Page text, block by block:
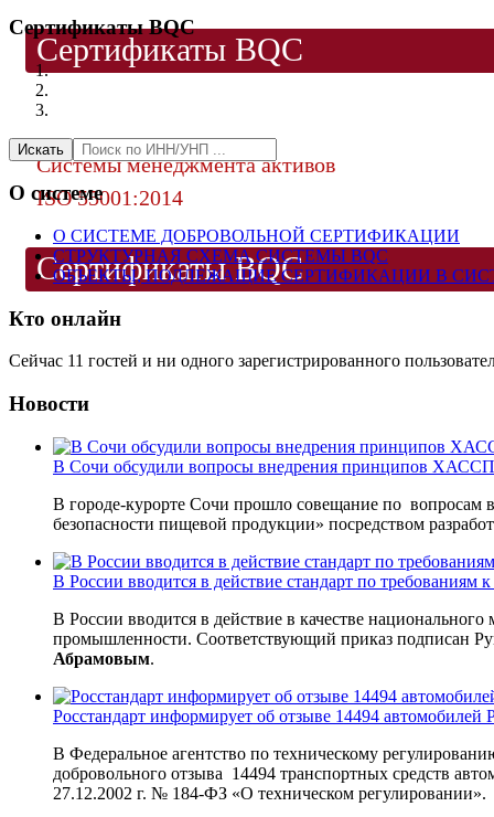
Сертификаты BQC
Системы менеджмента активов
ISO 55001:2014
Сертификаты BQC
Сертификаты BQC
Искать
О системе
О СИСТЕМЕ ДОБРОВОЛЬНОЙ СЕРТИФИКАЦИИ
СТРУКТУРНАЯ СХЕМА СИСТЕМЫ BQC
ОБЪЕКТЫ, ПОДЛЕЖАЩИЕ СЕРТИФИКАЦИИ В
Кто онлайн
Сейчас 11 гостей и ни одного зарегистрированного
Новости
В Сочи обсудили вопросы внедрения принципов
В городе-курорте Сочи прошло совещание по вопросам
безопасности пищевой продукции» посредством
В России вводится в действие стандарт по
В России вводится в действие в качестве
промышленности. Соответствующий приказ подписан
Абрамовым.
Росстандарт информирует об отзыве 14494 автомобилей
В Федеральное агентство по техническому
добровольного отзыва 14494 транспортных средств
27.12.2002 г. № 184-ФЗ «О техническом регулировании».